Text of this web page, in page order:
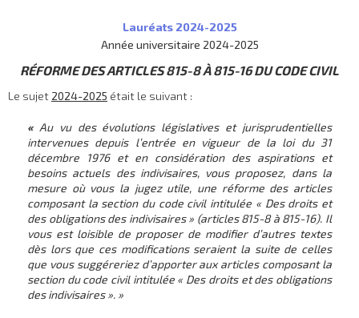
Lauréats 2024-2025
Année universitaire 2024-2025
RÉFORME DES ARTICLES 815-8 À 815-16 DU CODE CIVIL
Le sujet 2024-2025 était le suivant :
« Au vu des évolutions législatives et jurisprudentielles
intervenues depuis l’entrée en vigueur de la loi du 31
décembre 1976 et en considération des aspirations et
besoins actuels des indivisaires, vous proposez, dans la
mesure où vous la jugez utile, une réforme des articles
composant la section du code civil intitulée « Des droits et
des obligations des indivisaires » (articles 815-8 à 815-16). Il
vous est loisible de proposer de modifier d’autres textes
dès lors que ces modifications seraient la suite de celles
que vous suggéreriez d’apporter aux articles composant la
section du code civil intitulée « Des droits et des obligations
des indivisaires ». »